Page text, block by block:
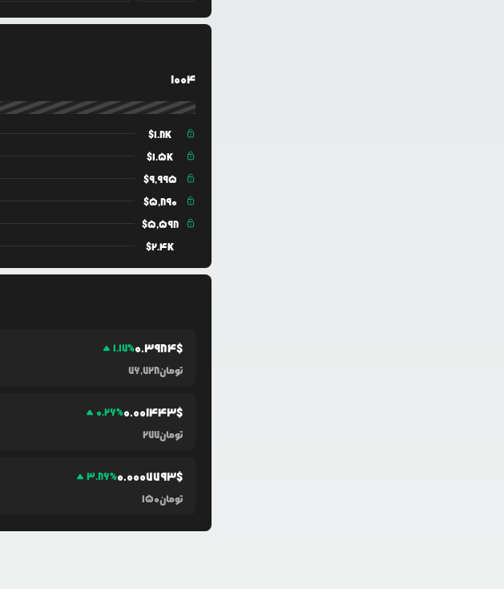
1004
$1.8K
$1.5K
$9,995
$5,890
$5,598
$2.4K
1.17%0.3984$
76,728تومان
0.26%0.001443$
277تومان
3.86%0.0007793$
150تومان